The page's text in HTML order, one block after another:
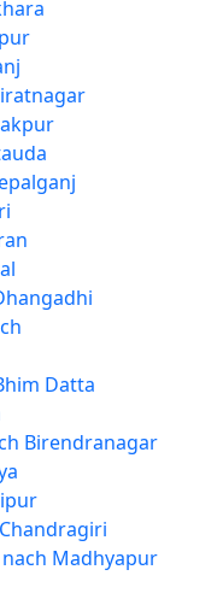
Datta
Birendranagar
Madhyapur